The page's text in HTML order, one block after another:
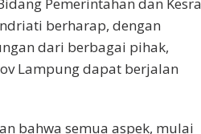
berharap, dengan
dari berbagai pihak,
Lampung dapat berjalan
bahwa semua aspek, mulai